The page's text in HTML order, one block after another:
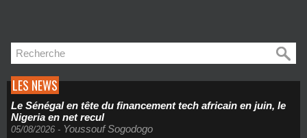
LES NEWS
Le Sénégal en tête du financement tech africain en juin, le
Nigeria en net recul
05/08/2026 - Youssouf Sogodogo